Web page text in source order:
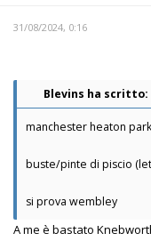
31/08/2024, 0:16
Blevins ha scritto:
manchester heaton
buste/pinte di piscio
si prova wembley
A me è bastato